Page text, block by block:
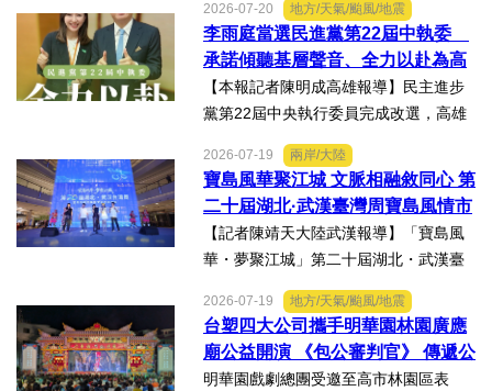
研發長葉耀宗率團隊以「健康一體．精
準未來」為主題參展，展現產學合作夥
伴展示精準健康、生物科...
2026-07-20 地方/天氣/颱風/地震
李雨庭當選民進黨第22屆中執委
承諾傾聽基層聲音、全力以赴為高
雄與台灣努力
【本報記者陳明成高雄報導】民主進步
黨第22屆中央執行委員完成改選，高雄
表示，能夠獲得黨內同志的肯定與支
持，深感榮幸，也肩負更重大的責任，
未來將秉持初心，做好黨與地...
2026-07-19 兩岸/大陸
寶島風華聚江城 文脈相融敘同心 第
二十屆湖北·武漢臺灣周寶島風情市
集暨文化交流之夜在漢溫情上演
【記者陳靖天大陸武漢報導】「寶島風
華・夢聚江城」第二十屆湖北・武漢臺
16日晚上在武漢武商夢時代一樓中庭溫
情上演，歌聲文脈聯結兩地，這場融美
食、文創、歌舞、匠人分享...
2026-07-19 地方/天氣/颱風/地震
台塑四大公司攜手明華園林園廣應
廟公益開演 《包公審判官》 傳遞公
義與自省精神
明華園戲劇總團受邀至高市林園區表